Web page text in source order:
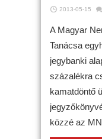
2013-05-15
A Magyar
Tanácsa
jegybanki
százalékra
kamatdöntő
közzé az